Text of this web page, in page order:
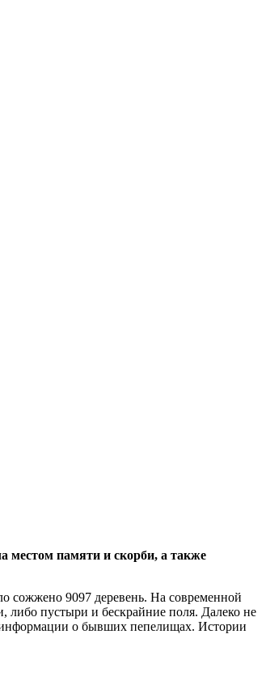
местом памяти и скорби, а также
сожжено 9097 деревень. На современной
либо пустыри и бескрайние поля. Далеко не
информации о бывших пепелищах. Истории